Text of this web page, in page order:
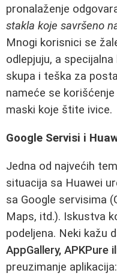
pronalaženje
stakla koje savršeno
Mnogi korisnici se
odlepjuju, a
skupa i teška za
nameće se korišćenje
maski koje štite ivice.
Google Servisi i
Jedna od najvećih
situacija sa Huawei
sa Google servisima
Maps, itd.). Iskustva
podeljena. Neki kažu
AppGallery, APKPure
preuzimanje